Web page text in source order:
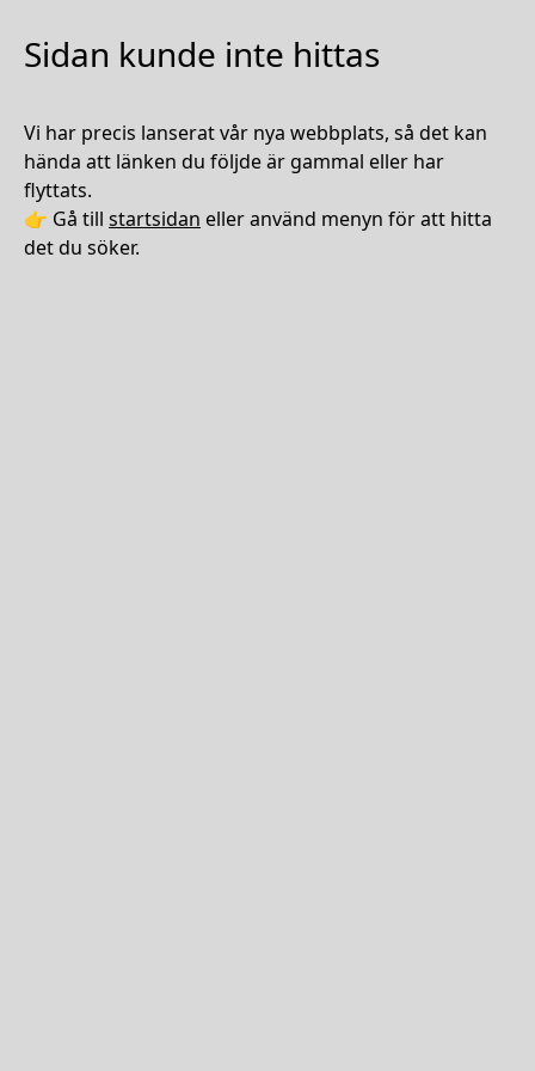
Sidan kunde inte hittas
Vi har precis lanserat vår nya webbplats, så det kan
hända att länken du följde är gammal eller har
flyttats.
👉 Gå till startsidan eller använd menyn för att hitta
det du söker.